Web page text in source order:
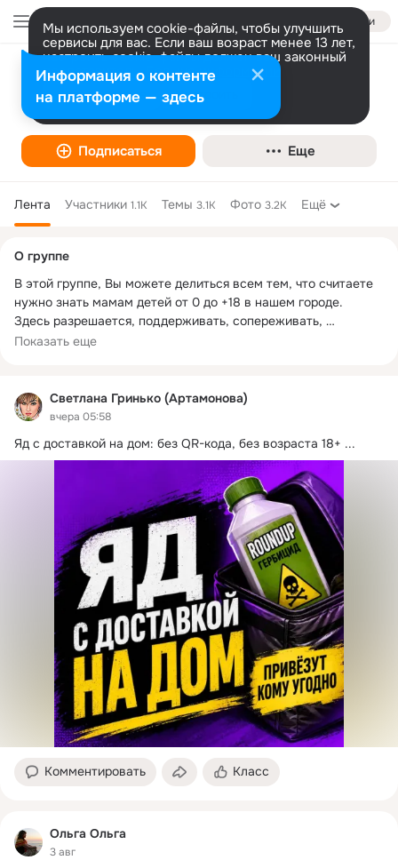
Войти
Мы используем cookie-файлы, чтобы улучшить
сервисы для вас. Если ваш возраст менее 13 лет,
настроить cookie-файлы должен ваш законный
представитель. Больше информации
Разрешить все Настроить
Мамы Тюмени
Подписаться Еще
Лента Участники 1.1K Темы 3.1K Фото 3.2K Ещё
Светлана Гринько (Артамонова)
вчера 05:58
Яд с доставкой на дом: без QR-кода, без возраста 18+ ...
Комментировать Класс
Ольга Ольга
3 авг
колонка
О группе
В этой группе, Вы можете делиться всем тем, что считаете
нужно знать мамам детей от 0 до +18 в нашем городе.
Здесь разрешается, поддерживать, сопереживать,
сочувствовать, делиться своим опытом, помогать,
в данный момент и готовы оказать помощь. Словом,
советом, профессиональным знанием, житейской
профессиональнее. Нам все по плечу, найти, решить,
помочь, подбодрить, поддержать. Мы можем все.
Показать еще
Информация о контенте
на платформе — здесь